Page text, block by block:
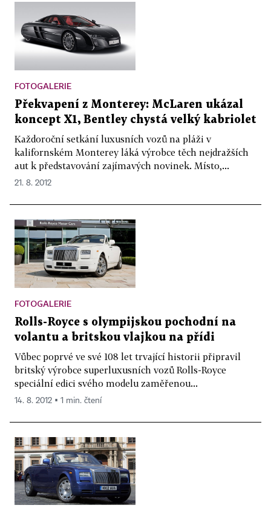
FOTOGALERIE
Překvapení z Monterey: McLaren ukázal
koncept X1, Bentley chystá velký kabriolet
Každoroční setkání luxusních vozů na pláži v
kalifornském Monterey láká výrobce těch nejdražších
aut k představování zajímavých novinek. Místo,...
21. 8. 2012
FOTOGALERIE
Rolls-Royce s olympijskou pochodní na
volantu a britskou vlajkou na přídi
Vůbec poprvé ve své 108 let trvající historii připravil
britský výrobce superluxusních vozů Rolls-Royce
speciální edici svého modelu zaměřenou...
14. 8. 2012 ▪ 1 min. čtení